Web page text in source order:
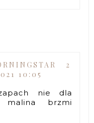
2
10:05
nie dla
brzmi